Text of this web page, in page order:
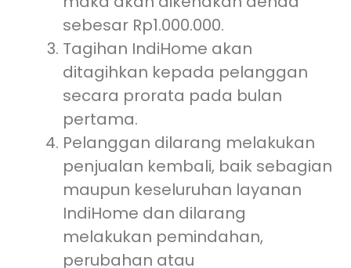
sebesar Rp1.000.000.
Tagihan IndiHome akan
ditagihkan kepada pelanggan
secara prorata pada bulan
pertama.
Pelanggan dilarang melakukan
penjualan kembali, baik sebagian
maupun keseluruhan layanan
IndiHome dan dilarang
melakukan pemindahan,
perubahan atau